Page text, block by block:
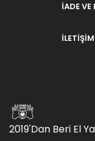
İADE VE
İLETIŞIM
2019'dan Beri El